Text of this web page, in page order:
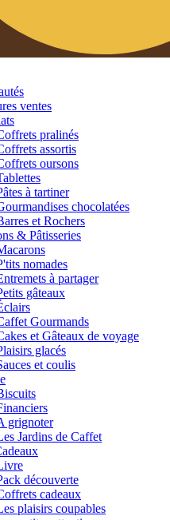
ventes
pralinés
assortis
oursons
à tartiner
chocolatées
et Rochers
& Pâtisseries
nomades
à partager
gâteaux
Gourmands
et Gâteaux de voyage
glacés
et coulis
grignoter
Jardins de Caffet
découverte
cadeaux
plaisirs coupables